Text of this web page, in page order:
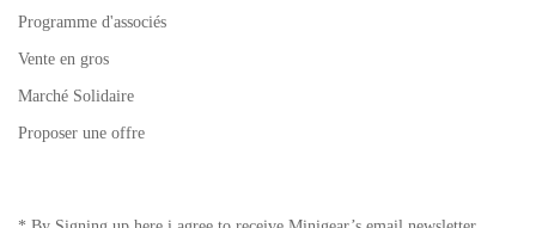
Programme d'associés
Vente en gros
Marché Solidaire
Proposer une offre